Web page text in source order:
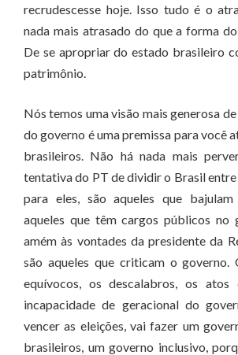
recrudescesse hoje. Isso tudo é o
nada mais atrasado do que a forma
De se apropriar do estado brasileiro
patrimônio.
Nós temos uma visão mais generosa
do governo é uma premissa para você
brasileiros. Não há nada mais
tentativa do PT de dividir o Brasil entre
para eles, são aqueles que
aqueles que têm cargos públicos no
amém às vontades da presidente da
são aqueles que criticam o governo.
equívocos, os descalabros, os atos
incapacidade de geracional do
vencer as eleições, vai fazer um
brasileiros, um governo inclusivo,